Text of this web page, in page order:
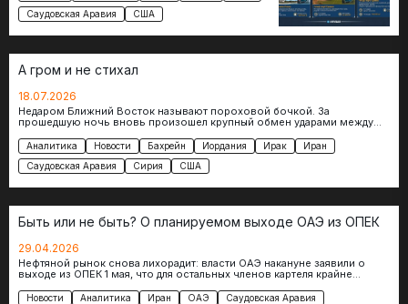
Саудовская Аравия
США
А гром и не стихал
18.07.2026
Недаром Ближний Восток называют пороховой бочкой. За
прошедшую ночь вновь произошел крупный обмен ударами между
Аналитика Новости Бахрейн Иордания Ирак
Иран
Саудовская Аравия
Сирия США
Быть или не быть? О планируемом выходе ОАЭ из ОПЕК
29.04.2026
Нефтяной рынок снова лихорадит: власти ОАЭ накануне заявили о
выходе из ОПЕК 1 мая, что для остальных членов картеля крайне…
Новости Аналитика Иран ОАЭ Саудовская Аравия